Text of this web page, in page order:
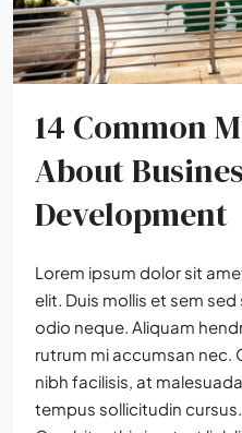
14 Common
About
Development
Lorem ipsum dolor sit
elit. Duis mollis et sem
odio neque. Aliquam
rutrum mi accumsan nec.
nibh facilisis, at
tempus sollicitudin